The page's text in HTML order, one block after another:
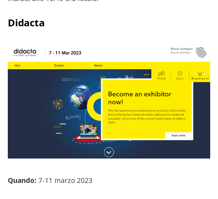
Didacta
Quando: 7-11 marzo 2023